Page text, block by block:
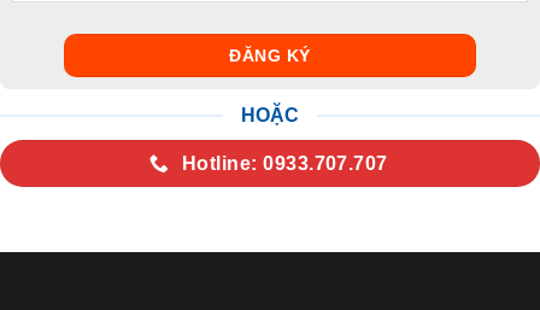
HOẶC
Hotline: 0933.707.707